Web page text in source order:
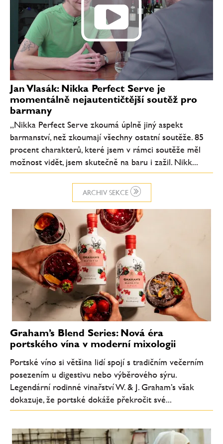
ARCHIV SEKCE
Jan Vlasák: Nikka Perfect Serve je
momentálně nejautentičtější soutěž pro
barmany
„Nikka Perfect Serve zkoumá úplně jiný aspekt
barmanství, než zkoumají všechny ostatní soutěže. 85
procent charakterů, které jsem v rámci soutěže měl
možnost vidět, jsem skutečně na baru i zažil. Nikk...
Graham’s Blend Series: Nová éra
portského vína v moderní mixologii
Portské víno si většina lidí spojí s tradičním večerním
posezením u digestivu nebo výběrového sýru.
Legendární rodinné vinařství W. & J. Graham’s však
dokazuje, že portské dokáže překročit své...